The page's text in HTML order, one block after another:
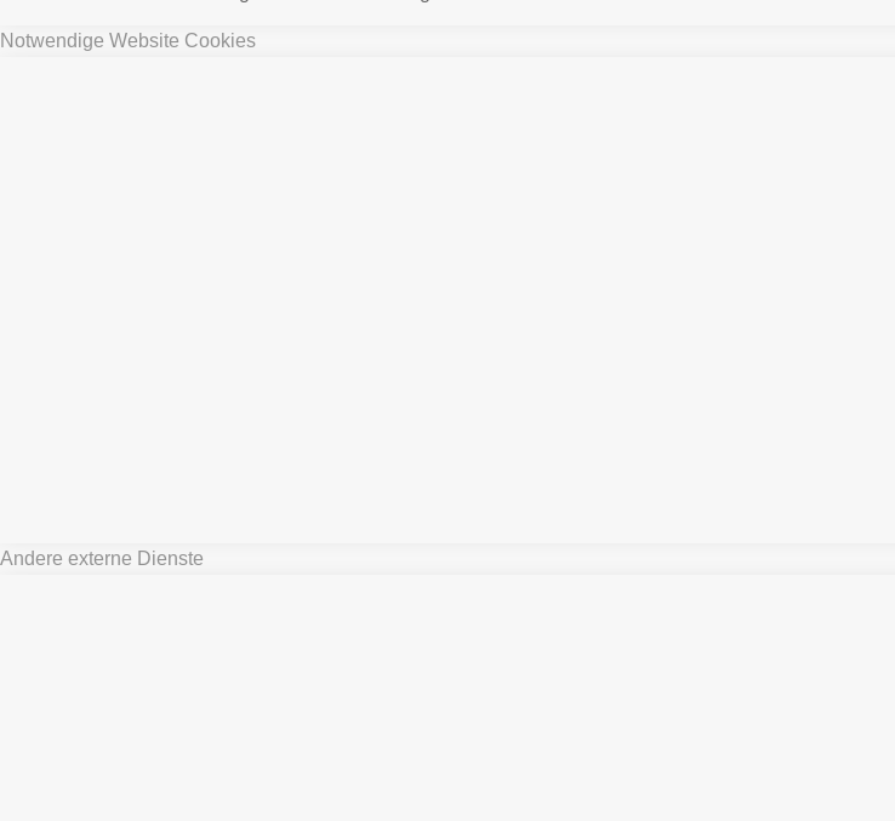
Notwendige Website Cookies
Andere externe Dienste